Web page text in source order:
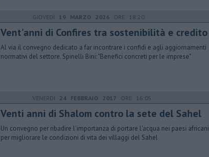
GIOVEDÌ 19 MARZO 2026 ORE 18:20
Vent'anni di Confires tra sostenibilità e credito
Al via il convegno dedicato a far incontrare i confidi e agli aggiornamenti
normativi del settore. Spinelli Bini: "Benefici concreti per le imprese"
VENERDÌ 24 FEBBRAIO 2017 ORE 16:05
Venti anni di Shalom contro la sete del Sahel
Un convegno per ribadire l'importanza di portare l'acqua nei paesi africani
per migliorare le condizioni di vita dei villaggi del Sahel